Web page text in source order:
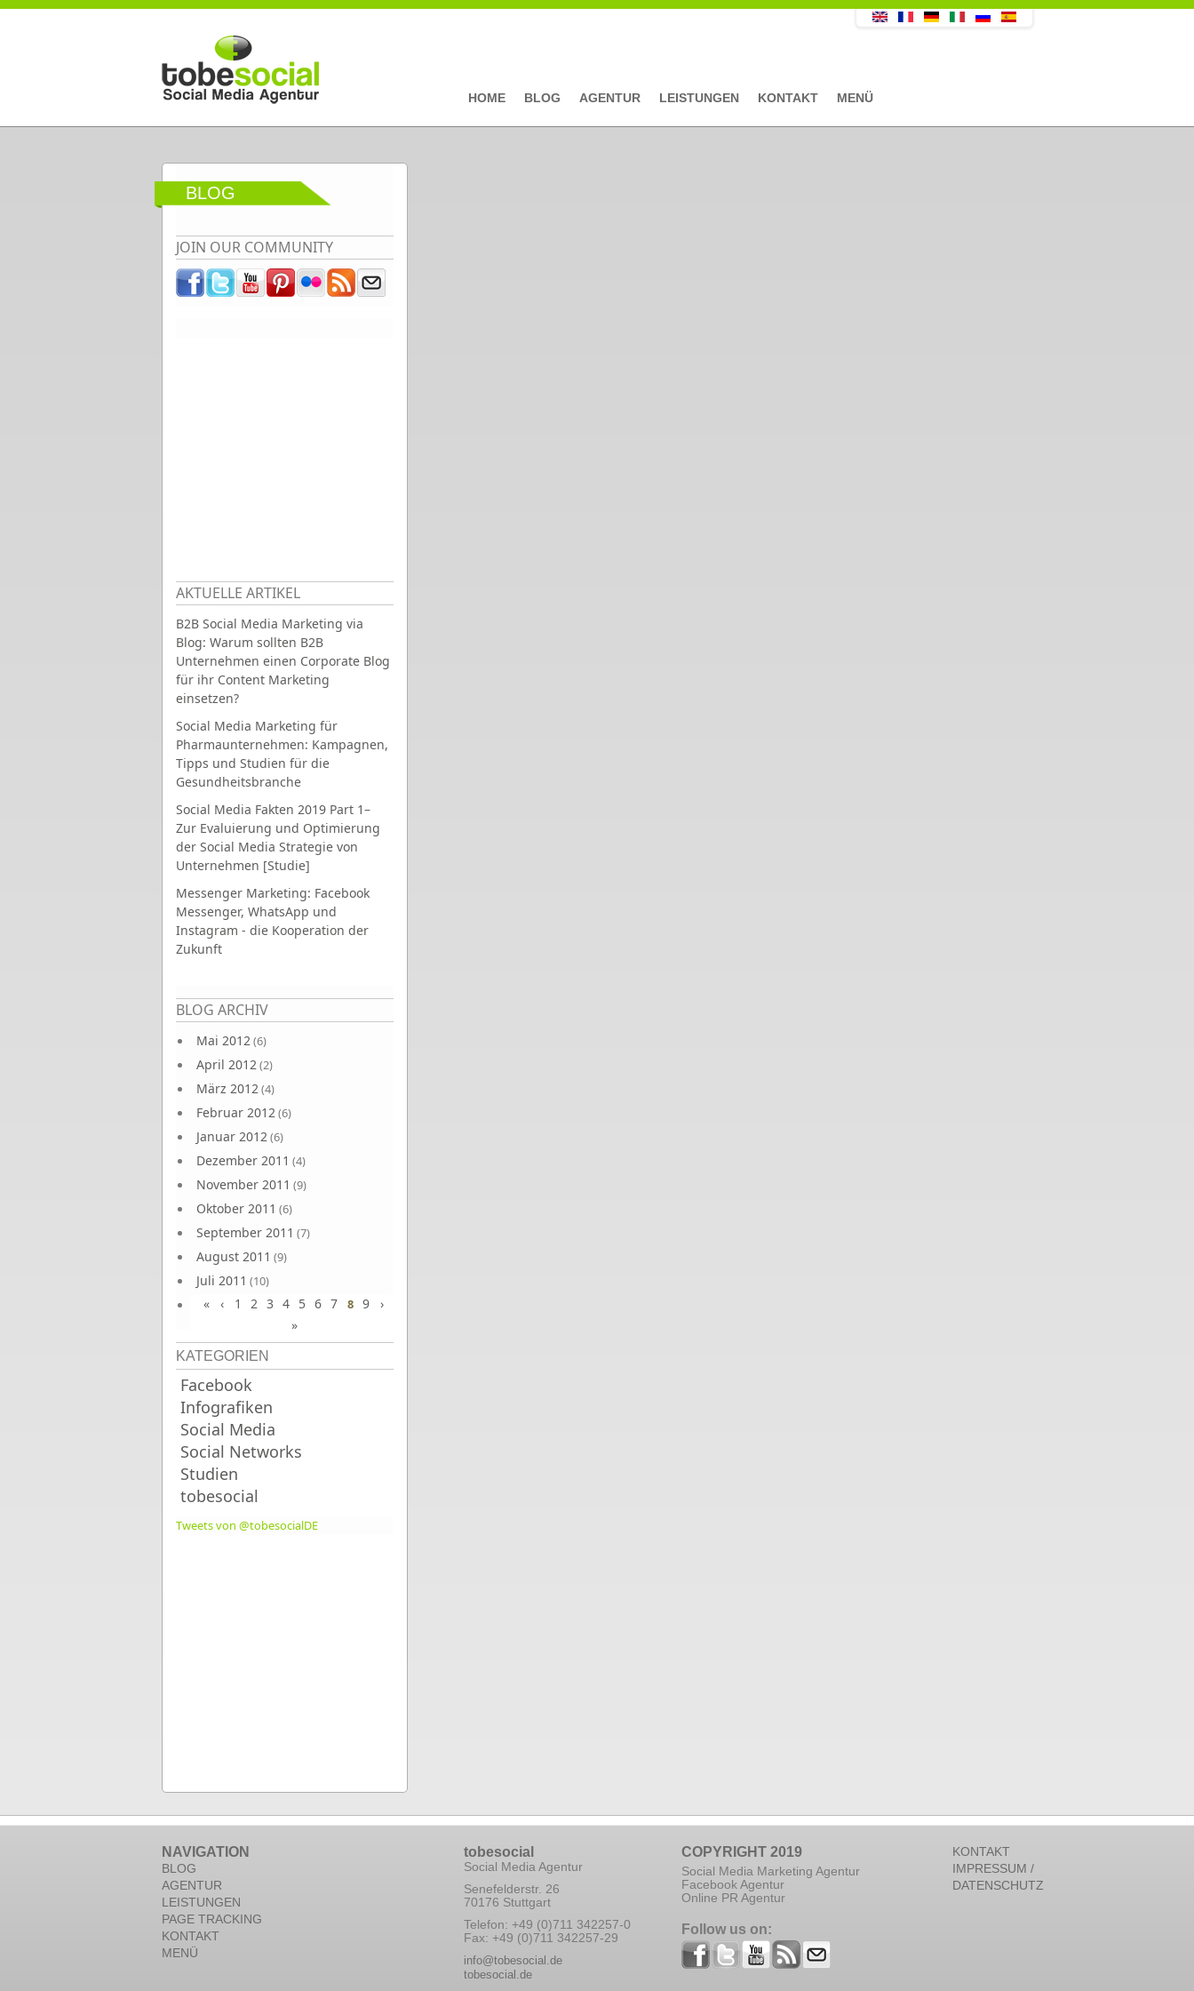
Direkt zum Inhalt
HOME BLOG AGENTUR LEISTUNGEN KONTAKT MENÜ
BLOG
JOIN OUR COMMUNITY
AKTUELLE ARTIKEL
B2B Social Media Marketing via
Blog: Warum sollten B2B
Unternehmen einen Corporate Blog
für ihr Content Marketing
einsetzen?
Social Media Marketing für
Pharmaunternehmen: Kampagnen,
Tipps und Studien für die
Gesundheitsbranche
Social Media Fakten 2019 Part 1–
Zur Evaluierung und Optimierung
der Social Media Strategie von
Unternehmen [Studie]
Messenger Marketing: Facebook
Messenger, WhatsApp und
Instagram - die Kooperation der
Zukunft
BLOG ARCHIV
Mai 2012(6)
April 2012(2)
März 2012(4)
Februar 2012(6)
Januar 2012(6)
Dezember 2011 (4)
November 2011 (9)
Oktober 2011 (6)
September 2011 (7)
August 2011 (9)
Juli 2011 (10)
Juni 2011(9)
Seiten
« ‹ 1 2 3 4 5 6 7 8 9
›
»
KATEGORIEN
Facebook
Infografiken
Social Media
Social Networks
Studien
tobesocial
Tweets von @tobesocialDE
NAVIGATION
BLOG
AGENTUR
LEISTUNGEN
PAGE TRACKING
KONTAKT
MENÜ
tobesocial
Social Media Agentur
Senefelderstr. 26
70176 Stuttgart
Telefon: +49 (0)711 342257-0
Fax: +49 (0)711 342257-29
info@tobesocial.de
tobesocial.de
COPYRIGHT 2019
Social Media Marketing Agentur
Facebook Agentur
Online PR Agentur
Follow us on:
KONTAKT
IMPRESSUM /
DATENSCHUTZ